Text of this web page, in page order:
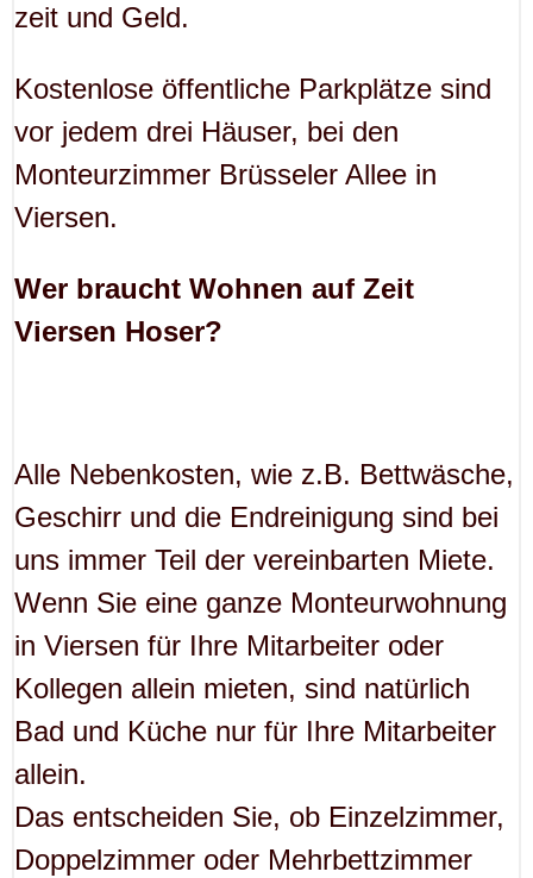
zeit und Geld.
Kostenlose öffentliche Parkplätze sind
vor jedem drei Häuser, bei den
Monteurzimmer Brüsseler Allee in
Viersen.
Wer braucht Wohnen auf Zeit
Viersen Hoser?
Alle Nebenkosten, wie z.B. Bettwäsche,
Geschirr und die Endreinigung sind bei
uns immer Teil der vereinbarten Miete.
Wenn Sie eine ganze Monteurwohnung
in Viersen für Ihre Mitarbeiter oder
Kollegen allein mieten, sind natürlich
Bad und Küche nur für Ihre Mitarbeiter
allein.
Das entscheiden Sie, ob Einzelzimmer,
Doppelzimmer oder Mehrbettzimmer